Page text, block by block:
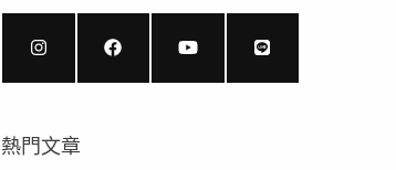
熱門文章